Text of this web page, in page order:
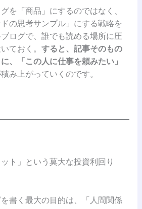
を「商品」にするのではなく、
ドの思考サンプル」にする戦略を
ログで、誰でも読める場所に圧
ておく。 すると、記事そのもの
、
「この人に仕事を頼みたい」
み上がっていくのです。
ト」という莫大な投資利回り
書く最大の目的は、「人間関係